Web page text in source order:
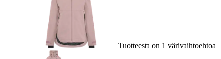
Tuotteesta on 1 värivaihtoehtoa